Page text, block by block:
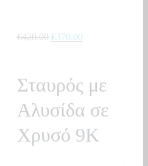
€420.00 Original
€420.00.
€370.00Η
είναι:
Σταυρός με
Αλυσίδα σε
Χρυσό 9Κ